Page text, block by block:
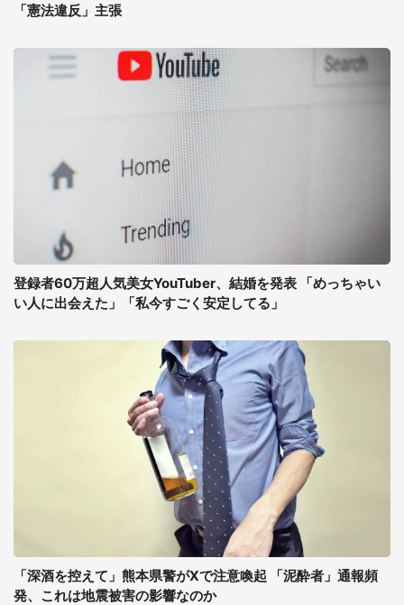
「憲法違反」主張
登録者60万超人気美女YouTuber、結婚を発表 「めっちゃい
い人に出会えた」「私今すごく安定してる」
「深酒を控えて」熊本県警がXで注意喚起 「泥酔者」通報頻
発、これは地震被害の影響なのか